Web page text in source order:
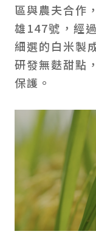
區與農夫合作
雄147號，經
細選的白米製
研發無麩甜點
保護。